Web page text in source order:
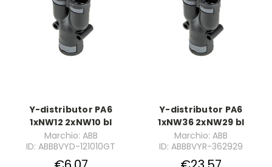
Y-distributor PA6
1xNW12 2xNW10 bl
Marchio: ABB
ID: ABBBVYD-121010GT
Y-distributor PA6
1xNW36 2xNW29 bl
Marchio: ABB
ID: ABBBVYR-362929